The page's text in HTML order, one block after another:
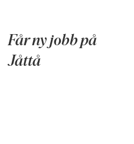
Får ny jobb på
Jåttå